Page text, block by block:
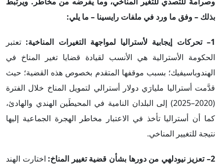
بذلك – وفق ما ورد في ملفات رايسينا – ما يلي:
1– تحركات إيجابية لأستراليا لمواجهة التغيرات المناخية:
تعتبر
الحكومة الأسترالية هي الأنسب لقيادة قضايا تغير المناخ في
الهندوباسيفيك؛ بسبب موقفها المتقدم بخصوص هذه القضية؛ حيث
قدَّمت أستراليا مليارَي دولار أسترالي لتمويل المناخ خلال الفترة
(2020–2025) إلى البلدان النامية في المحيطَين الهندي والهادئ،
كما أن أستراليا تأخذ في الاعتبار مخاطر الهجرة الجماعية إليها
نتيجة للتغيير المناخي.
2– تعزيز نيودلهي من دورها بشأن قضية تغيير المناخ:
اختارت الهند